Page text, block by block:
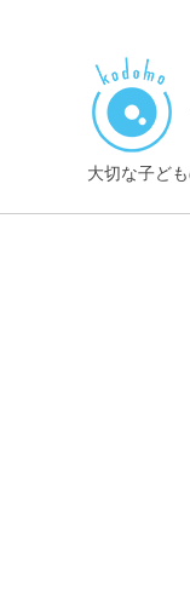
大切な子ど